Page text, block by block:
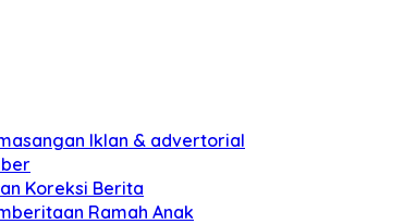
Iklan & advertorial
Koreksi Berita
Ramah Anak